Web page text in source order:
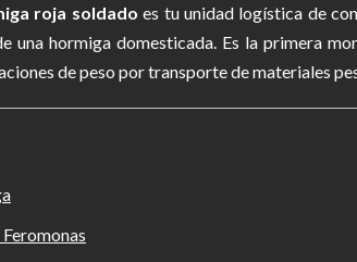
roja soldado es tu unidad logística de
una hormiga domesticada. Es la primera
de peso por transporte de materiales